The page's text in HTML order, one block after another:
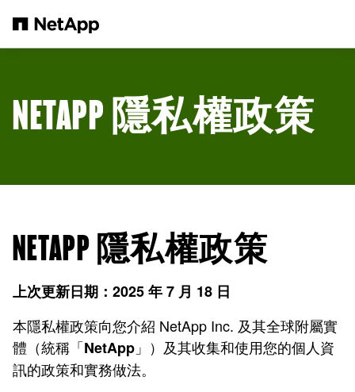
NETAPP 隱私權政策
NETAPP 隱私權政策
上次更新日期：2025 年 7 月 18 日
本隱私權政策向您介紹 NetApp Inc. 及其全球附屬實
體（統稱「NetApp 」）及其收集和使用您的個人資
訊的政策和實務做法。